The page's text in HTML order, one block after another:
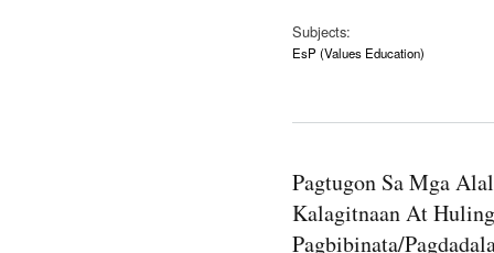
Subjects:
EsP (Values Education)
Pagtugon Sa Mga
Kalagitnaan At
Pagbibinata/